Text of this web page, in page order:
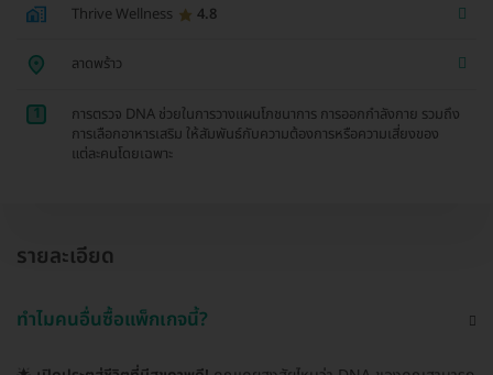
Thrive Wellness 4.8
ลาดพร้าว
1
การตรวจ DNA ช่วยในการวางแผนโภชนาการ การออกกำลังกาย รวมถึง
การเลือกอาหารเสริม ให้สัมพันธ์กับความต้องการหรือความเสี่ยงของ
แต่ละคนโดยเฉพาะ
รายละเอียด
ทำไมคนอื่นซื้อแพ็กเกจนี้?